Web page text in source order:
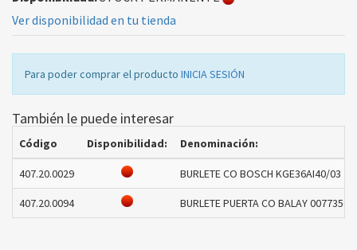
Ver disponibilidad en tu tienda
Para poder comprar el producto INICIA SESIÓN
También le puede interesar
Código Disponibilidad: Denominación:
407.20.0029 BURLETE CO BOSCH KGE36AI40/03
407.20.0094 BURLETE PUERTA CO BALAY 00773567